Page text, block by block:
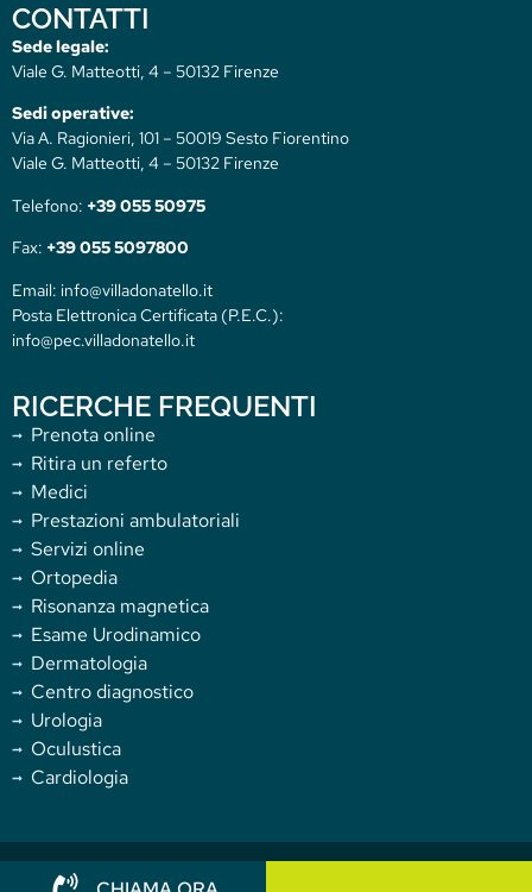
CONTATTI
Sede legale:
Viale G. Matteotti, 4 – 50132 Firenze
Sedi operative:
Via A. Ragionieri, 101 – 50019 Sesto Fiorentino
Viale G. Matteotti, 4 – 50132 Firenze
Telefono: +39 055 50975
Fax: +39 055 5097800
Email: info@villadonatello.it
Posta Elettronica Certificata (P.E.C.):
info@pec.villadonatello.it
RICERCHE FREQUENTI
Prenota online
Ritira un referto
Medici
Prestazioni ambulatoriali
Servizi online
Ortopedia
Risonanza magnetica
Esame Urodinamico
Dermatologia
Centro diagnostico
Urologia
Oculustica
Cardiologia
Copyright 2025 Villa Donatello. All rights reserved.